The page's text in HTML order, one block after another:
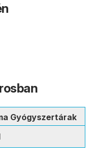
Gyógyszertárak